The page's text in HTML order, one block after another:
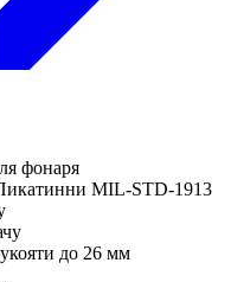
фонаря
MIL-STD-1913
до 26 мм